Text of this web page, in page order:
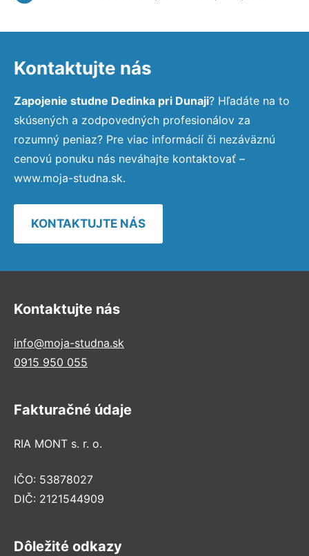
Kontaktujte nás
Zapojenie studne Dedinka pri Dunaji? Hľadáte na to
skúsených a zodpovedných profesionálov za
rozumný peniaz? Pre viac informácií či nezáväznú
cenovú ponuku nás neváhajte kontaktovať –
www.moja-studna.sk.
KONTAKTUJTE NÁS
Kontaktujte nás
info@moja-studna.sk
0915 950 055
Fakturačné údaje
RIA MONT s. r. o.
IČO: 53878027
DIČ: 2121544909
Dôležité odkazy